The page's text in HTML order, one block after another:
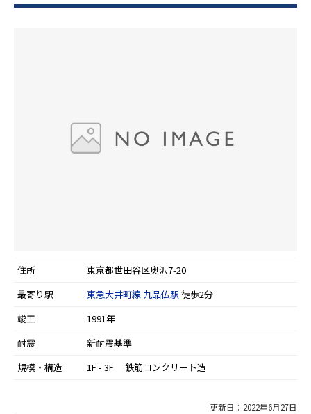
住所
東京都世田谷区奥沢7-20
最寄り駅
東急大井町線 九品仏駅 徒歩2分
竣工
1991年
耐震
新耐震基準
規模・構造
1F - 3F 鉄筋コンクリート造
更新日：2022年6月27日